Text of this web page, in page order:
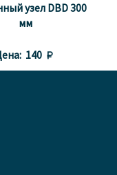
узел DBD 300
мм
140 